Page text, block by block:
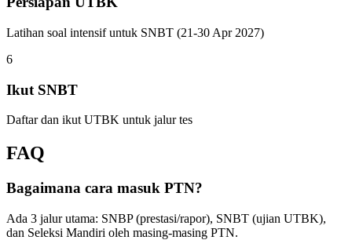
Latihan soal intensif untuk SNBT (21-30 Apr 2027)
6
Ikut SNBT
Daftar dan ikut UTBK untuk jalur tes
FAQ
Bagaimana cara masuk PTN?
Ada 3 jalur utama: SNBP (prestasi/rapor), SNBT (ujian UTBK),
dan Seleksi Mandiri oleh masing-masing PTN.